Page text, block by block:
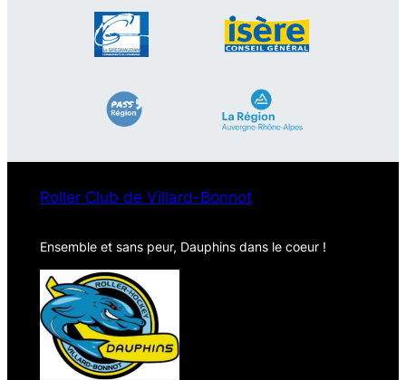
Roller Club de Villard-Bonnot
Ensemble et sans peur, Dauphins dans le coeur !